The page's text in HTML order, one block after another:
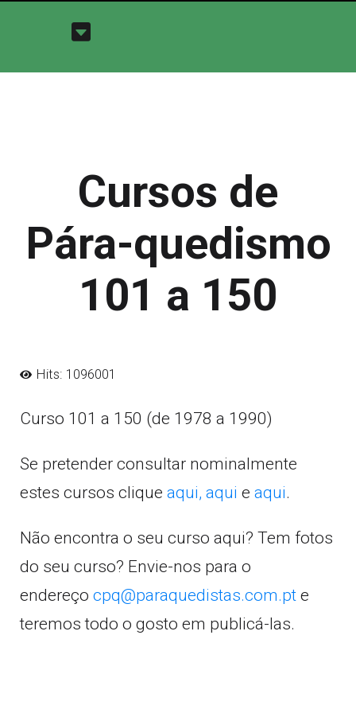
Cursos de
Pára-quedismo
101 a 150
Hits: 1096001
Curso 101 a 150 (de 1978 a 1990)
Se pretender consultar nominalmente
estes cursos clique aqui, aqui e aqui.
Não encontra o seu curso aqui? Tem fotos
do seu curso? Envie-nos para o
endereço cpq@paraquedistas.com.pt e
teremos todo o gosto em publicá-las.